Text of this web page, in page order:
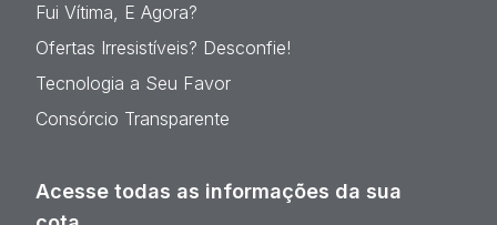
Fui Vítima, E Agora?
Ofertas Irresistíveis? Desconfie!
Tecnologia a Seu Favor
Consórcio Transparente
Acesse todas as informações da sua